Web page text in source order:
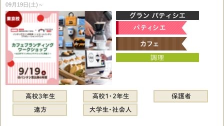
09月19日(土)～